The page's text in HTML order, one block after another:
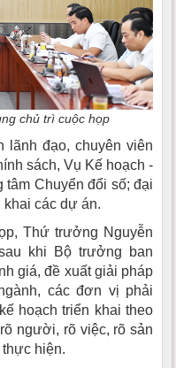
chủ trì cuộc họp
lãnh đạo, chuyên viên
sách, Vụ Kế hoạch -
tâm Chuyển đổi số; đại
các dự án.
Thứ trưởng Nguyễn
khi Bộ trưởng ban
giá, đề xuất giải pháp
các đơn vị phải
hoạch triển khai theo
người, rõ việc, rõ sản
thực hiện.